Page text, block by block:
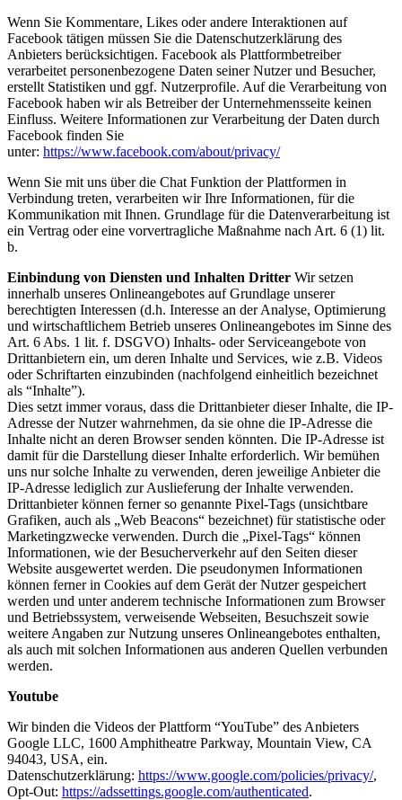
Wenn Sie Kommentare, Likes oder andere Interaktionen auf
Facebook tätigen müssen Sie die Datenschutzerklärung des
Anbieters berücksichtigen. Facebook als Plattformbetreiber
verarbeitet personenbezogene Daten seiner Nutzer und Besucher,
erstellt Statistiken und ggf. Nutzerprofile. Auf die Verarbeitung von
Facebook haben wir als Betreiber der Unternehmensseite keinen
Einfluss. Weitere Informationen zur Verarbeitung der Daten durch
Facebook finden Sie
unter: https://www.facebook.com/about/privacy/
Wenn Sie mit uns über die Chat Funktion der Plattformen in
Verbindung treten, verarbeiten wir Ihre Informationen, für die
Kommunikation mit Ihnen. Grundlage für die Datenverarbeitung ist
ein Vertrag oder eine vorvertragliche Maßnahme nach Art. 6 (1) lit.
b.
Einbindung von Diensten und Inhalten Dritter Wir setzen
innerhalb unseres Onlineangebotes auf Grundlage unserer
berechtigten Interessen (d.h. Interesse an der Analyse, Optimierung
und wirtschaftlichem Betrieb unseres Onlineangebotes im Sinne des
Art. 6 Abs. 1 lit. f. DSGVO) Inhalts- oder Serviceangebote von
Drittanbietern ein, um deren Inhalte und Services, wie z.B. Videos
oder Schriftarten einzubinden (nachfolgend einheitlich bezeichnet
als “Inhalte”).
Dies setzt immer voraus, dass die Drittanbieter dieser Inhalte, die IP-
Adresse der Nutzer wahrnehmen, da sie ohne die IP-Adresse die
Inhalte nicht an deren Browser senden könnten. Die IP-Adresse ist
damit für die Darstellung dieser Inhalte erforderlich. Wir bemühen
uns nur solche Inhalte zu verwenden, deren jeweilige Anbieter die
IP-Adresse lediglich zur Auslieferung der Inhalte verwenden.
Drittanbieter können ferner so genannte Pixel-Tags (unsichtbare
Grafiken, auch als „Web Beacons“ bezeichnet) für statistische oder
Marketingzwecke verwenden. Durch die „Pixel-Tags“ können
Informationen, wie der Besucherverkehr auf den Seiten dieser
Website ausgewertet werden. Die pseudonymen Informationen
können ferner in Cookies auf dem Gerät der Nutzer gespeichert
werden und unter anderem technische Informationen zum Browser
und Betriebssystem, verweisende Webseiten, Besuchszeit sowie
weitere Angaben zur Nutzung unseres Onlineangebotes enthalten,
als auch mit solchen Informationen aus anderen Quellen verbunden
werden.
Youtube
Wir binden die Videos der Plattform “YouTube” des Anbieters
Google LLC, 1600 Amphitheatre Parkway, Mountain View, CA
94043, USA, ein.
Datenschutzerklärung: https://www.google.com/policies/privacy/,
Opt-Out: https://adssettings.google.com/authenticated.